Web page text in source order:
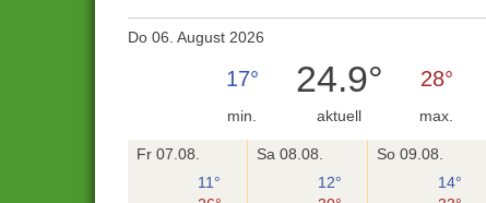
Do 06. August 2026
17°
min.
24.9°
aktuell
28°
max.
Fr 07.08.
11°
Sa 08.08.
12°
So 09.08.
14°